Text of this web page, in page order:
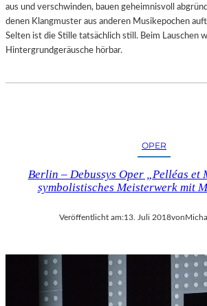
aus und verschwinden, bauen geheimnisvoll
denen Klangmuster aus anderen Musikepochen
Selten ist die Stille tatsächlich still. Beim Lauschen
Hintergrundgeräusche hörbar.
OPER
Berlin – Debussys Oper „Pelléas et
symbolistisches Meisterwerk mit
Veröffentlicht am:13. Juli 2018von